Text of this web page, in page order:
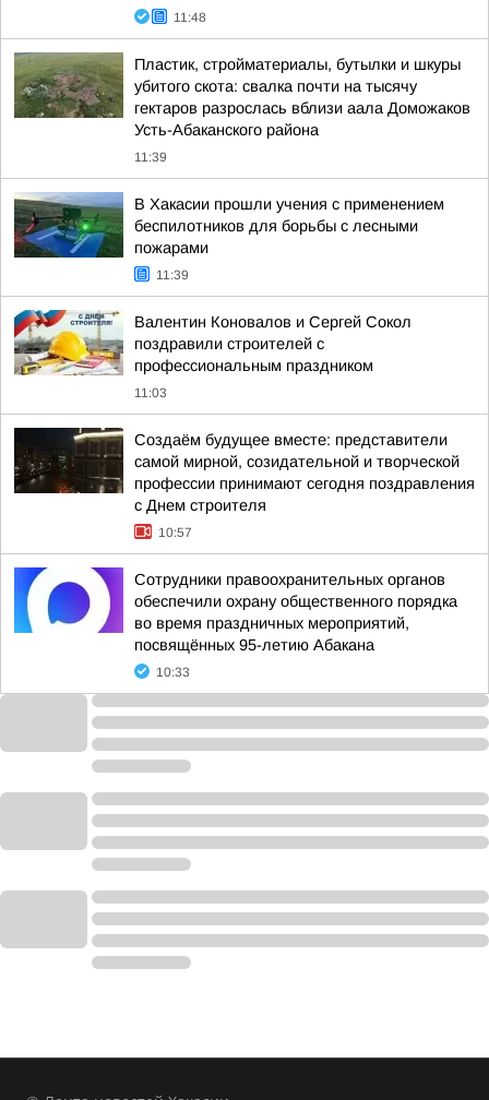
11:48
Пластик, стройматериалы, бутылки и шкуры
убитого скота: свалка почти на тысячу
гектаров разрослась вблизи аала Доможаков
Усть-Абаканского района
11:39
В Хакасии прошли учения с применением
беспилотников для борьбы с лесными
пожарами
11:39
Валентин Коновалов и Сергей Сокол
поздравили строителей с
профессиональным праздником
11:03
Создаём будущее вместе: представители
самой мирной, созидательной и творческой
профессии принимают сегодня поздравления
с Днем строителя
10:57
Сотрудники правоохранительных органов
обеспечили охрану общественного порядка
во время праздничных мероприятий,
посвящённых 95-летию Абакана
10:33